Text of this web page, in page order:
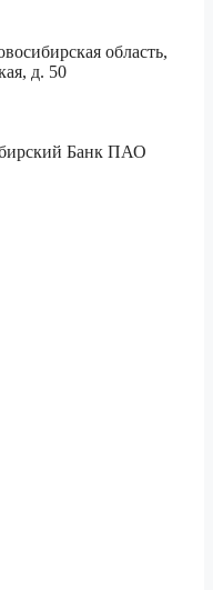
область,
д. 50
Банк ПАО